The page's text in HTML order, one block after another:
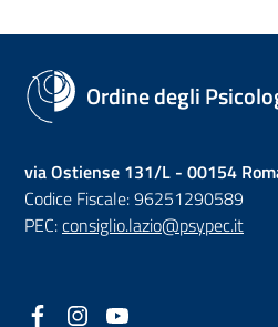
Ordine degli
via Ostiense 131/L - 00154
Codice Fiscale: 96251290589
PEC:consiglio.lazio@psypec.it
Facebook
(nuova scheda - new tab)
Instagram
(nuova scheda - new tab)